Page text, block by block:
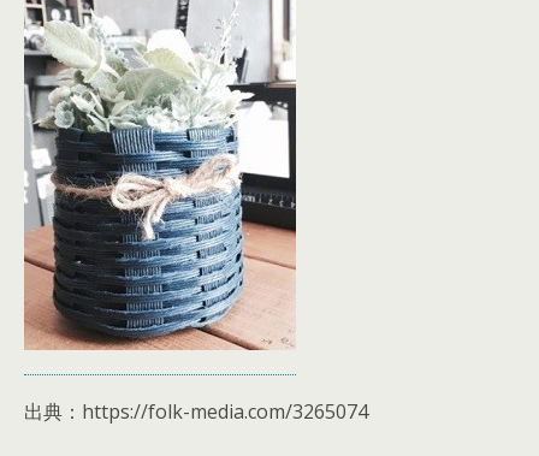
出典：https://folk-media.com/3265074